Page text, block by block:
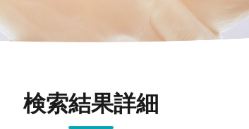
検索結果詳細